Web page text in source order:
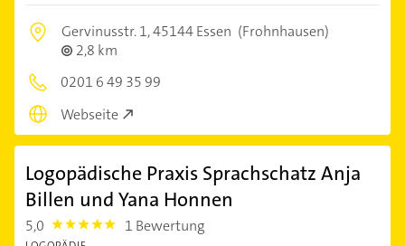
Gervinusstr. 1,45144 Essen (Frohnhausen)
2,8 km
0201 6 49 35 99
Webseite
Logopädische Praxis Sprachschatz Anja
Billen und Yana Honnen
5,0 5.0 1 Bewertung